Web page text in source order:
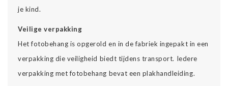
je kind.
Veilige verpakking
Het fotobehang is opgerold en in de fabriek ingepakt in een
verpakking die veiligheid biedt tijdens transport. Iedere
verpakking met fotobehang bevat een plakhandleiding.